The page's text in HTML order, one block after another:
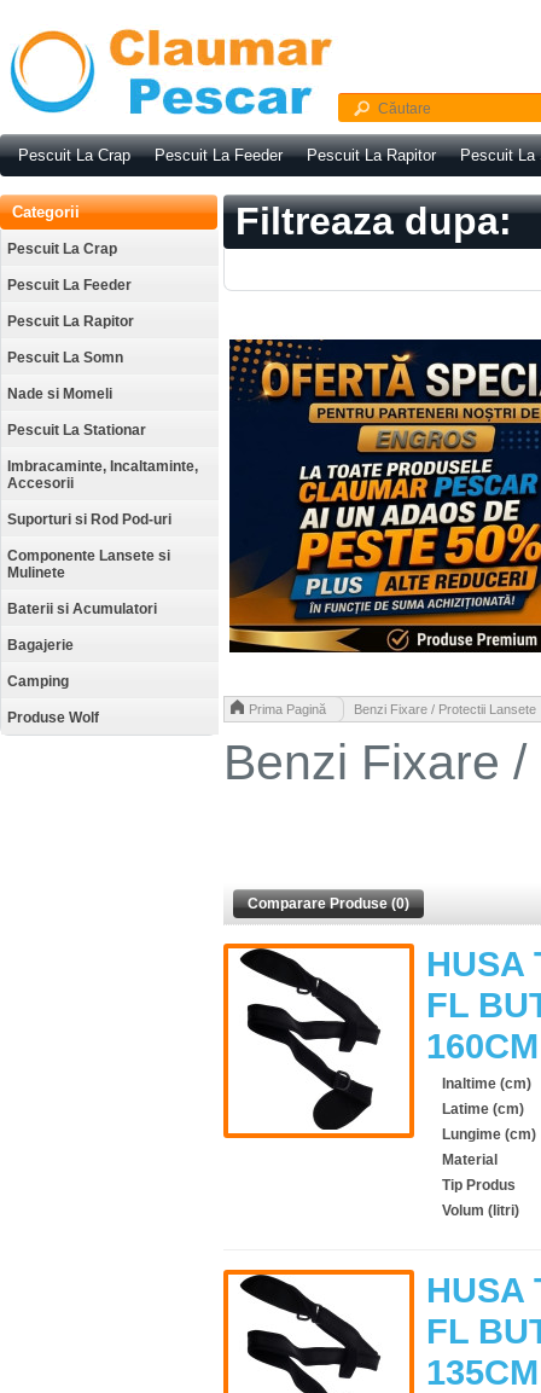
Pescuit La Crap Pescuit La Feeder Pescuit La Rapitor Pescuit La
Categorii
Pescuit La Crap
Pescuit La Feeder
Pescuit La Rapitor
Pescuit La Somn
Nade si Momeli
Pescuit La Stationar
Imbracaminte, Incaltaminte,
Accesorii
Suporturi si Rod Pod-uri
Componente Lansete si
Mulinete
Baterii si Acumulatori
Bagajerie
Camping
Produse Wolf
Filtreaza dupa:
Prima Pagină Benzi Fixare / Protectii Lansete
Benzi Fixare
Comparare Produse (0)
HUSA
FL
160CM
Inaltime (cm)
Latime (cm)
Lungime (cm)
Material
Tip Produs
Volum (litri)
HUSA
FL
135CM